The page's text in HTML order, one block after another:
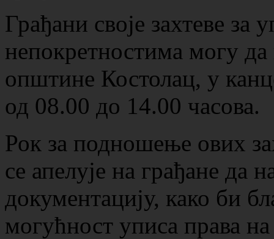
Грађани своје захтеве за
непокретностима могу
општине Костолац, у
од 08.00 до 14.00 часова.
Рок за подношење ових
се апелује на грађане да
документацију, како би
могућност уписа права